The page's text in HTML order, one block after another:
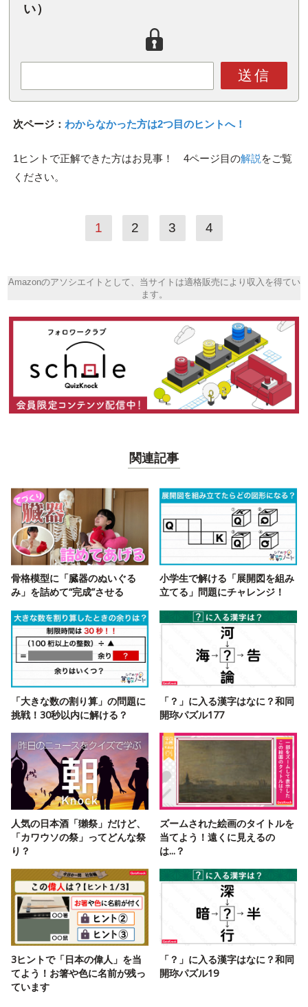
い）
送信
次ページ： わからなかった方は2つ目のヒントへ！
1ヒントで正解できた方はお見事！ 4ページ目の解説 をご覧
ください。
1 2 3 4
Amazonのアソシエイトとして、当サイトは適格販売により収入を得てい
ます。
関連記事
骨格模型に「臓器のぬいぐる
み」を詰めて“完成”させる
小学生で解ける「展開図を組み
立てる」問題にチャレンジ！
「大きな数の割り算」の問題に
挑戦！30秒以内に解ける？
「？」に入る漢字はなに？和同
開珎パズル177
人気の日本酒「獺祭」だけど、
「カワウソの祭」ってどんな祭
り？
ズームされた絵画のタイトルを
当てよう！遠くに見えるの
は...？
3ヒントで「日本の偉人」を当
てよう！お箸や色に名前が残っ
ています
「？」に入る漢字はなに？和同
開珎パズル19